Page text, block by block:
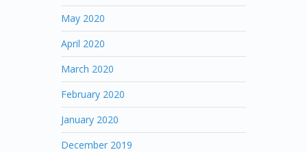
May 2020
April 2020
March 2020
February 2020
January 2020
December 2019